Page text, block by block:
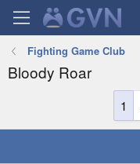
Fighting Game Club
Bloody Roar
1